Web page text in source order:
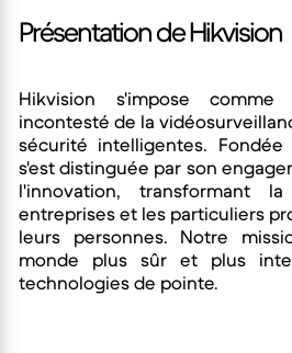
Présentation de Hikvision
Hikvision s'impose
incontesté de la
sécurité intelligentes. Fondée
s'est distinguée par son
l'innovation, transformant
entreprises et les particuliers
leurs personnes. Notre
monde plus sûr et plus
technologies de pointe.